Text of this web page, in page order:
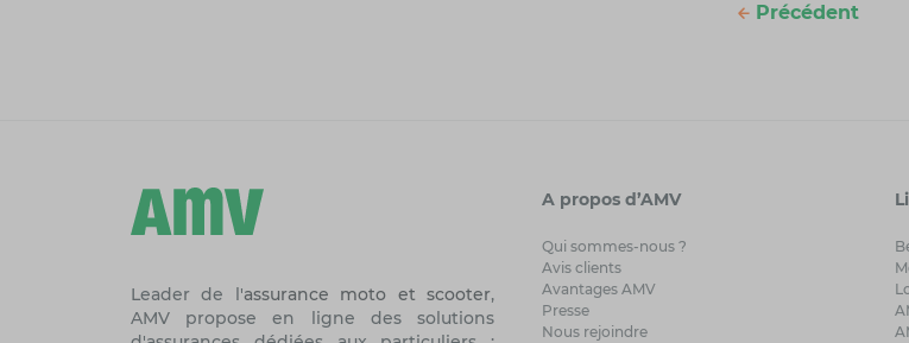
Précédent
Leader de l'assurance moto et scooter,
AMV propose en ligne des solutions
A propos d’AMV
Qui sommes-nous ?
Avis clients
Avantages AMV
Presse
Nous rejoindre